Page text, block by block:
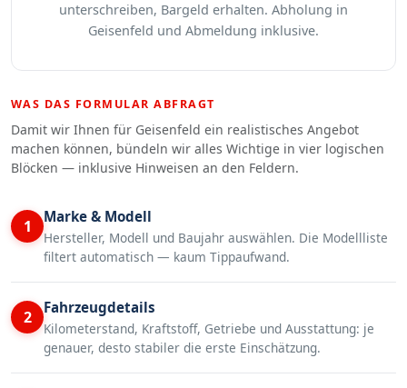
unterschreiben, Bargeld erhalten. Abholung in
Geisenfeld und Abmeldung inklusive.
WAS DAS FORMULAR ABFRAGT
Damit wir Ihnen für Geisenfeld ein realistisches Angebot
machen können, bündeln wir alles Wichtige in vier logischen
Blöcken — inklusive Hinweisen an den Feldern.
1 Marke & Modell
Hersteller, Modell und Baujahr auswählen. Die Modellliste
filtert automatisch — kaum Tippaufwand.
2 Fahrzeugdetails
Kilometerstand, Kraftstoff, Getriebe und Ausstattung: je
genauer, desto stabiler die erste Einschätzung.